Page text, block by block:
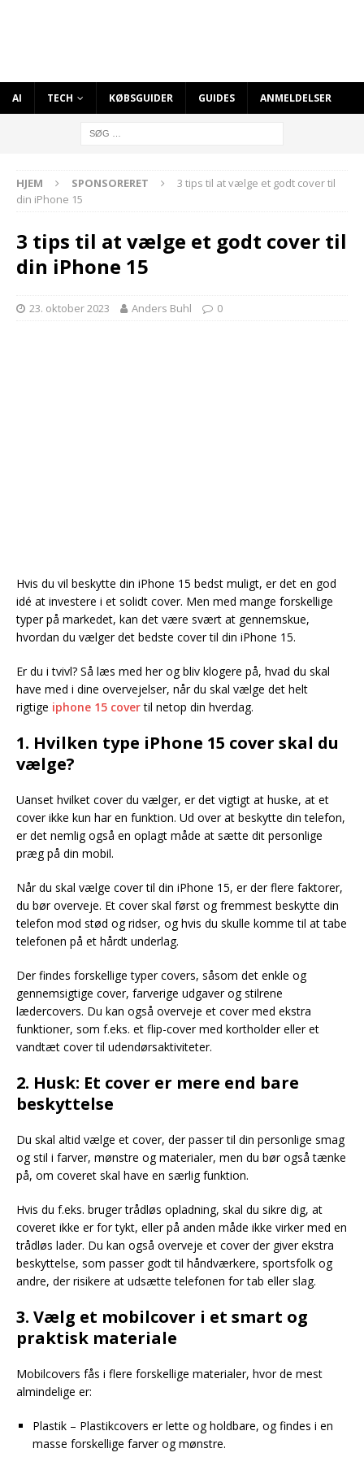
AI TECH KØBSGUIDER GUIDES ANMELDELSER
HJEM SPONSORERET
3 tips til at vælge et godt cover til
din iPhone 15
3 tips til at vælge et godt cover til
din iPhone 15
23. oktober 2023 Anders Buhl 0
Hvis du vil beskytte din iPhone 15 bedst muligt, er det en god
idé at investere i et solidt cover. Men med mange forskellige
typer på markedet, kan det være svært at gennemskue,
hvordan du vælger det bedste cover til din iPhone 15.
Er du i tvivl? Så læs med her og bliv klogere på, hvad du skal
have med i dine overvejelser, når du skal vælge det helt
rigtige iphone 15 covertil netop din hverdag.
1. Hvilken type iPhone 15 cover skal du
vælge?
Uanset hvilket cover du vælger, er det vigtigt at huske, at et
cover ikke kun har en funktion. Ud over at beskytte din telefon,
er det nemlig også en oplagt måde at sætte dit personlige
præg på din mobil.
Når du skal vælge cover til din iPhone 15, er der flere faktorer,
du bør overveje. Et cover skal først og fremmest beskytte din
telefon mod stød og ridser, og hvis du skulle komme til at tabe
telefonen på et hårdt underlag.
Der findes forskellige typer covers, såsom det enkle og
gennemsigtige cover, farverige udgaver og stilrene
lædercovers. Du kan også overveje et cover med ekstra
funktioner, som f.eks. et flip-cover med kortholder eller et
vandtæt cover til udendørsaktiviteter.
2. Husk: Et cover er mere end bare
beskyttelse
Du skal altid vælge et cover, der passer til din personlige smag
og stil i farver, mønstre og materialer, men du bør også tænke
på, om coveret skal have en særlig funktion.
Hvis du f.eks. bruger trådløs opladning, skal du sikre dig, at
coveret ikke er for tykt, eller på anden måde ikke virker med en
trådløs lader. Du kan også overveje et cover der giver ekstra
beskyttelse, som passer godt til håndværkere, sportsfolk og
andre, der risikere at udsætte telefonen for tab eller slag.
3. Vælg et mobilcover i et smart og
praktisk materiale
Mobilcovers fås i flere forskellige materialer, hvor de mest
almindelige er:
Plastik – Plastikcovers er lette og holdbare, og findes i en
masse forskellige farver og mønstre.